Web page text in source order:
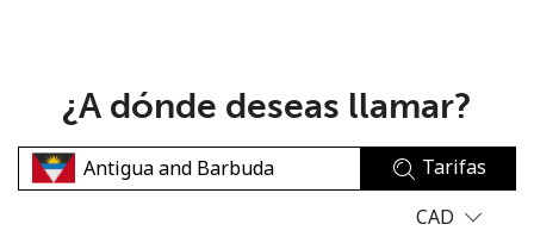
¿A dónde deseas llamar?
Tarifas
CAD